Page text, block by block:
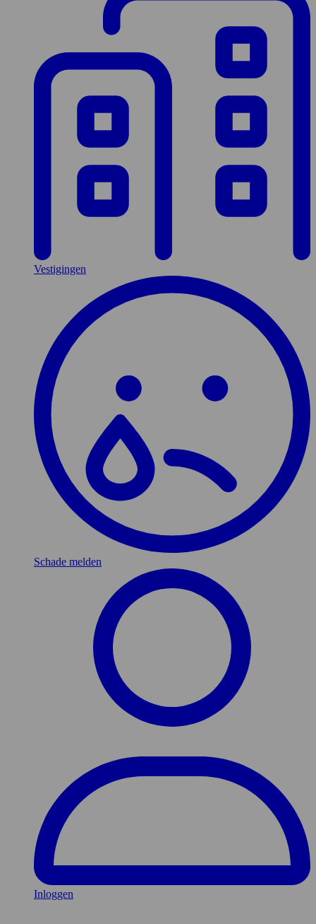
Vestigingen
Schade melden
Inloggen